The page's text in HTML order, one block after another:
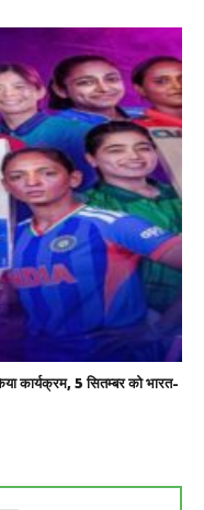
कार्यक्रम, 5 सितम्बर को भारत-